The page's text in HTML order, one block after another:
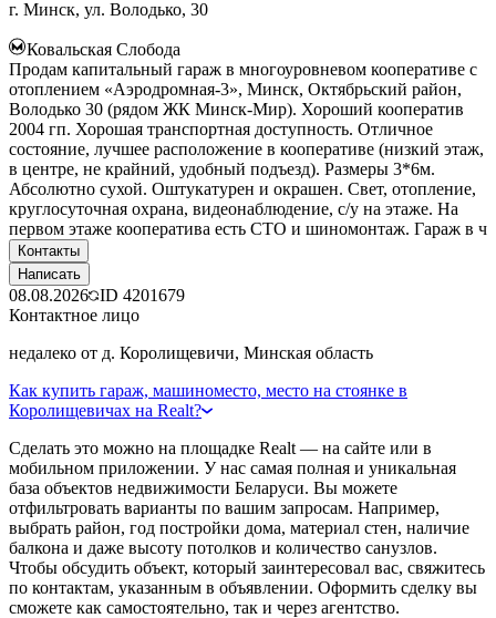
г. Минск, ул. Володько, 30
Ковальская Слобода
Продам капитальный гараж в многоуровневом кооперативе с
отоплением «Аэродромная-3», Минск, Октябрьский район,
Володько 30 (рядом ЖК Минск-Мир). Хороший кооператив
2004 гп. Хорошая транспортная доступность. Отличное
состояние, лучшее расположение в кооперативе (низкий этаж,
в центре, не крайний, удобный подъезд). Размеры 3*6м.
Абсолютно сухой. Оштукатурен и окрашен. Свет, отопление,
круглосуточная охрана, видеонаблюдение, с/у на этаже. На
первом этаже кооператива есть СТО и шиномонтаж. Гараж в ч
Контакты
Написать
08.08.2026 ID 4201679
Контактное лицо
недалеко от д. Королищевичи, Минская область
Как купить гараж, машиноместо, место на стоянке в
Королищевичах на Realt?
Сделать это можно на площадке Realt — на сайте или в
мобильном приложении. У нас самая полная и уникальная
база объектов недвижимости Беларуси. Вы можете
отфильтровать варианты по вашим запросам. Например,
выбрать район, год постройки дома, материал стен, наличие
балкона и даже высоту потолков и количество санузлов.
Чтобы обсудить объект, который заинтересовал вас, свяжитесь
по контактам, указанным в объявлении. Оформить сделку вы
сможете как самостоятельно, так и через агентство.